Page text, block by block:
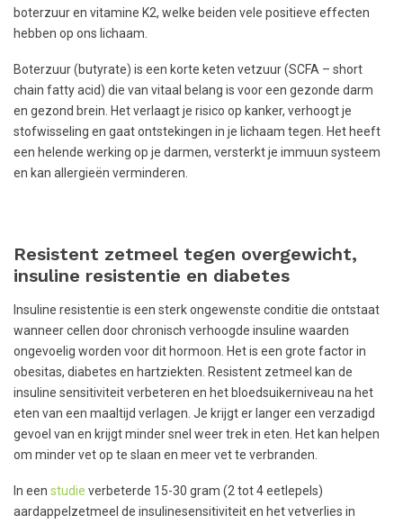
boterzuur en vitamine K2, welke beiden vele positieve effecten
hebben op ons lichaam.
Boterzuur (butyrate) is een korte keten vetzuur (SCFA – short
chain fatty acid) die van vitaal belang is voor een gezonde darm
en gezond brein. Het verlaagt je risico op kanker, verhoogt je
stofwisseling en gaat ontstekingen in je lichaam tegen. Het heeft
een helende werking op je darmen, versterkt je immuun systeem
en kan allergieën verminderen.
Resistent zetmeel tegen overgewicht,
insuline resistentie en diabetes
Insuline resistentie is een sterk ongewenste conditie die ontstaat
wanneer cellen door chronisch verhoogde insuline waarden
ongevoelig worden voor dit hormoon. Het is een grote factor in
obesitas, diabetes en hartziekten. Resistent zetmeel kan de
insuline sensitiviteit verbeteren en het bloedsuikerniveau na het
eten van een maaltijd verlagen. Je krijgt er langer een verzadigd
gevoel van en krijgt minder snel weer trek in eten. Het kan helpen
om minder vet op te slaan en meer vet te verbranden.
In een studie verbeterde 15-30 gram (2 tot 4 eetlepels)
aardappelzetmeel de insulinesensitiviteit en het vetverlies in